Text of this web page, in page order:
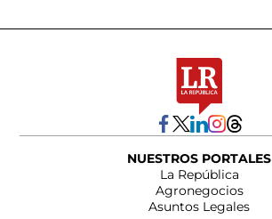
NUESTROS PORTALES
La República
Agronegocios
Asuntos Legales